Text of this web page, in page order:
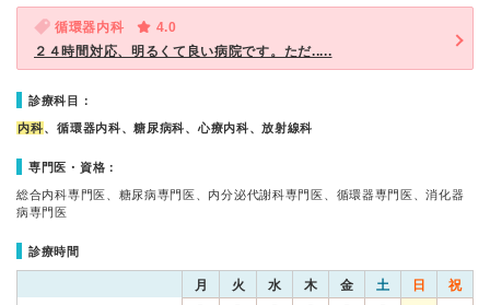
循環器内科
4.0
２４時間対応、明るくて良い病院です。ただ.....
診療科目：
内科、循環器内科、糖尿病科、心療内科、放射線科
専門医・資格：
総合内科専門医、糖尿病専門医、内分泌代謝科専門医、循環器専門医、消化器
病専門医
診療時間
月 火 水 木 金 土 日 祝